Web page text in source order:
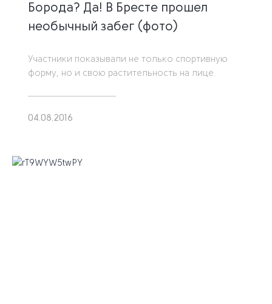
Борода? Да! В Бресте прошел
необычный забег (фото)
Участники показывали не только спортивную
форму, но и свою растительность на лице.
04.08.2016